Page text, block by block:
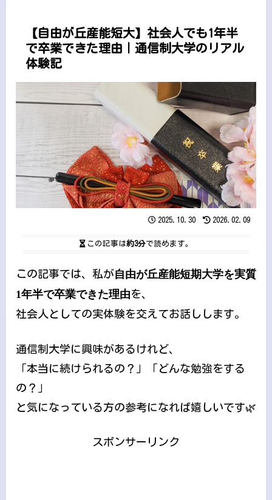
【自由が丘産能短大】社会人でも1年半
で卒業できた理由｜通信制大学のリアル
体験記
2025.10.30 2026.02.09
この記事は約3分で読めます。
この記事では、私が自由が丘産能短期大学を実質
1年半で卒業できた理由を、
社会人としての実体験を交えてお話しします。
通信制大学に興味があるけれど、
「本当に続けられるの？」「どんな勉強をする
の？」
と気になっている方の参考になれば嬉しいです🌿
スポンサーリンク